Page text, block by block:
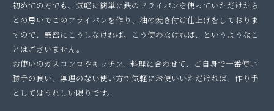
初めての方でも、気軽に簡単に鉄のフライパンを使っていただけたら
との思いでこのフライパンを作り、油の焼き付け仕上げをしておりま
すので、厳密にこうしなければ、こう使わなければ、というようなこ
とはございません。
お使いのガスコンロやキッチン、料理に合わせて、ご自身で一番使い
勝手の良い、無理のない使い方で気軽にお使いいただければ、作り手
としてはうれしい限りです。